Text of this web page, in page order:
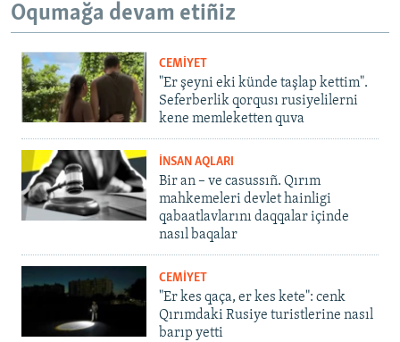
Oqumağa devam etiñiz
CEMİYET
"Er şeyni eki künde taşlap kettim".
Seferberlik qorqusı rusiyelilerni
kene memleketten quva
İNSAN AQLARI
Bir an – ve casussıñ. Qırım
mahkemeleri devlet hainligi
qabaatlavlarını daqqalar içinde
nasıl baqalar
CEMİYET
"Er kes qaça, er kes kete": cenk
Qırımdaki Rusiye turistlerine nasıl
barıp yetti